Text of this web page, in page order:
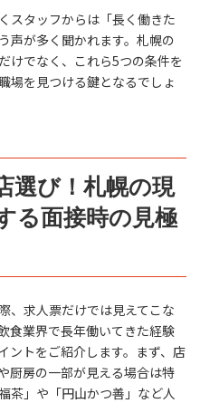
スタッフからは「長く働きた
声が多く聞かれます。札幌の
けでなく、これら5つの条件を
場を見つける鍵となるでしょ
選び！札幌の現
る面接時の見極
、求人票だけでは見えてこな
食業界で長年働いてきた経験
ントをご紹介します。まず、店
厨房の一部が見える場合は特
茶」や「円山かつ善」など人